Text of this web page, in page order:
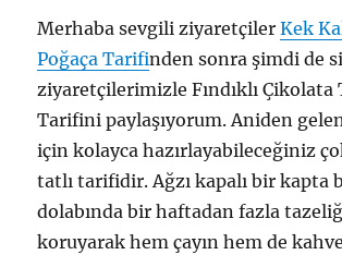
Merhaba sevgili ziyaretçilerKek
Poğaça Tarifinden sonra şimdi de
ziyaretçilerimizle Fındıklı Çikolata
Tarifini paylaşıyorum. Aniden
için kolayca hazırlayabileceğiniz
tatlı tarifidir. Ağzı kapalı bir kapta
dolabında bir haftadan fazla
koruyarak hem çayın hem de